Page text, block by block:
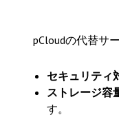
pCloudの代替サ
セキュリティ
ストレージ容
す。